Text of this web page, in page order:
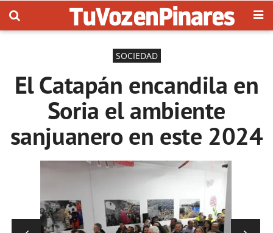
SOCIEDAD
El Catapán encandila en
Soria el ambiente
sanjuanero en este 2024